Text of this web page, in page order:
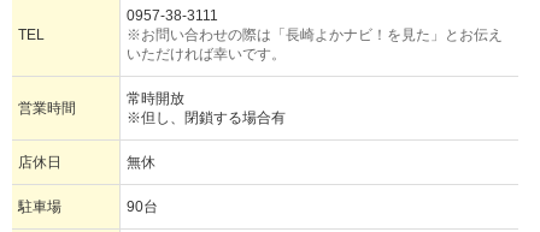
TEL
0957-38-3111
※お問い合わせの際は「長崎よかナビ！を見た」とお伝え
いただければ幸いです。
営業時間
常時開放
※但し、閉鎖する場合有
店休日 無休
駐車場 90台